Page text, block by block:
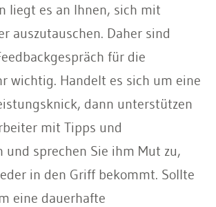
liegt es an Ihnen, sich mit
auszutauschen. Daher sind
für die
wichtig. Handelt es sich um eine
dann unterstützen
mit Tipps und
und sprechen Sie ihm Mut zu,
in den Griff bekommt. Sollte
eine dauerhafte